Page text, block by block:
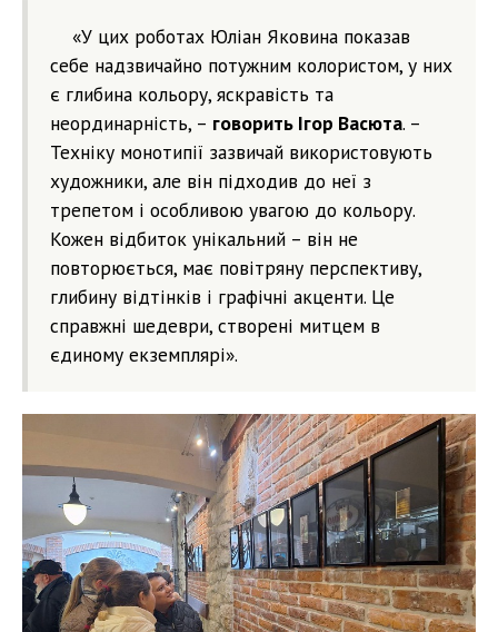
«У цих роботах Юліан Яковина показав
себе надзвичайно потужним колористом, у них
є глибина кольору, яскравість та
неординарність, – говорить Ігор Васюта. –
Техніку монотипії зазвичай використовують
художники, але він підходив до неї з
трепетом і особливою увагою до кольору.
Кожен відбиток унікальний – він не
повторюється, має повітряну перспективу,
глибину відтінків і графічні акценти. Це
справжні шедеври, створені митцем в
єдиному екземплярі».